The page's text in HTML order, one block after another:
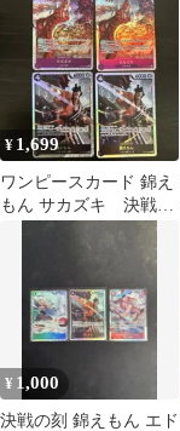
¥ 1,699
ワンピースカード 錦え
もん サカズキ 決戦の
刻 SR OP16-082 065
¥ 1,000
決戦の刻 錦えもん エド